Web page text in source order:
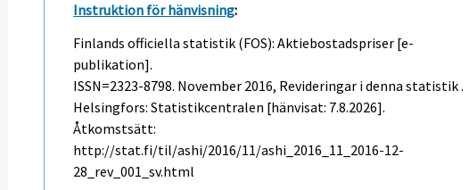
Instruktion för hänvisning:
Finlands officiella statistik (FOS): Aktiebostadspriser [e-
publikation].
ISSN=2323-8798. November 2016, Revideringar i denna statistik .
Helsingfors: Statistikcentralen [hänvisat: 7.8.2026].
Åtkomstsätt:
http://stat.fi/til/ashi/2016/11/ashi_2016_11_2016-12-
28_rev_001_sv.html